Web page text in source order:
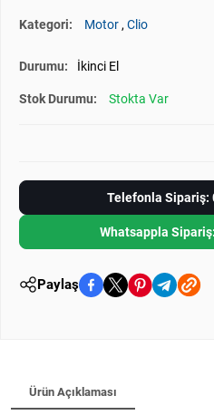
Kategori: Motor , Clio
Durumu: İkinci El
Stok Durumu: Stokta Var
Telefonla Sipariş:
Whatsappla
Paylaş
Ürün Açıklaması